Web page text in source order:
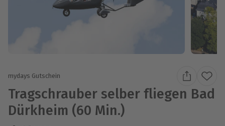
mydays Gutschein
Tragschrauber selber fliegen Bad
Dürkheim (60 Min.)